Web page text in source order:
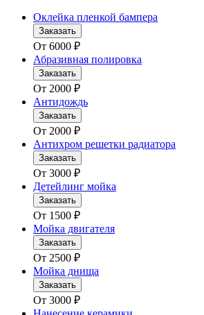
Оклейка пленкой бампера
Заказать
От 6000 ₽
Абразивная полировка
Заказать
От 2000 ₽
Антидождь
Заказать
От 2000 ₽
Антихром решетки радиатора
Заказать
От 3000 ₽
Детейлинг мойка
Заказать
От 1500 ₽
Мойка двигателя
Заказать
От 2500 ₽
Мойка днища
Заказать
От 3000 ₽